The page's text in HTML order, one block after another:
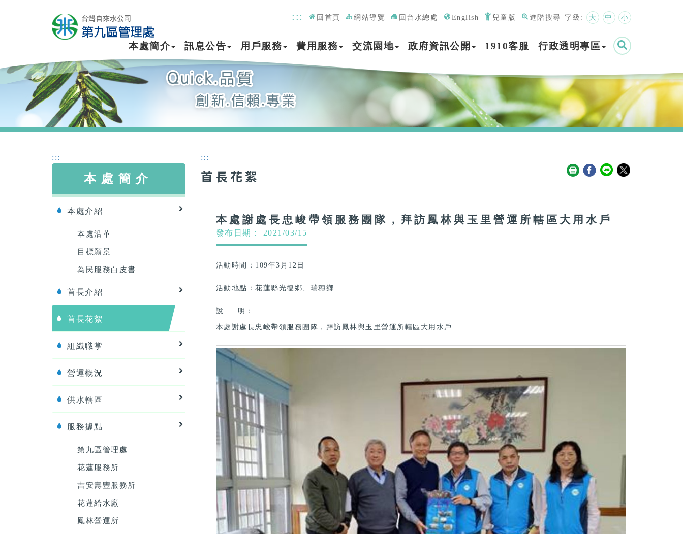
::: 回首頁 網站導覽 回台水總處 English 兒童版 進階搜尋 字級: 大 中 小
本處簡介 訊息公告 用戶服務 費用服務 交流園地 政府資訊公開 1910客服 行政透明專區
:::
本處簡介
本處介紹
本處沿革
目標願景
為民服務白皮書
首長介紹
首長花絮
組織職掌
營運概況
供水轄區
服務據點
第九區管理處
花蓮服務所
吉安壽豐服務所
花蓮給水廠
鳳林營運所
:::
首長花絮
本處謝處長忠峻帶領服務團隊，拜訪鳳林與玉里營運所轄區大用水戶
發布日期： 2021/03/15
活動時間： 109年3月12日
活動地點： 花蓮縣光復鄉、瑞穗鄉
說 明：
本處謝處長忠峻帶領服務團隊，拜訪鳳林與玉里營運所轄區大用水戶